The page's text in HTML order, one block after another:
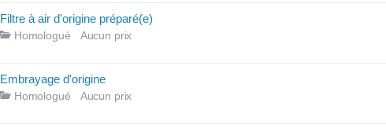
Filtre à air d'origine préparé(e)
Homologué Aucun prix
Embrayage d'origine
Homologué Aucun prix